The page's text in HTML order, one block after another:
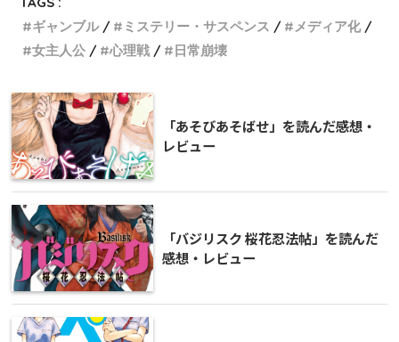
ギャンブル
ミステリー・サスペンス
メディア化
女主人公
心理戦 日常崩壊
「あそびあそばせ」を読んだ感想・
レビュー
「バジリスク 桜花忍法帖」を読んだ
感想・レビュー